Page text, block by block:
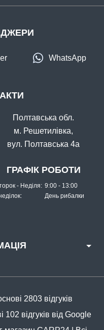
Полтавська обл.
м. Решетилівка,
вул. Полтавська 4а
ГРАФІК РОБОТИ
- Неділя: 9:00 - 13:00
День рибалки
WhatsApp
2803 відгуків
102 відгуків від Google